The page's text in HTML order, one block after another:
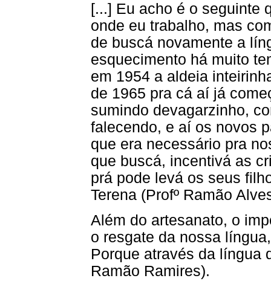
[...] Eu acho é o seguinte
onde eu trabalho, mas
de buscá novamente a
esquecimento há muito
em 1954 a aldeia
de 1965 pra cá aí já
sumindo devagarzinho,
falecendo, e aí os novos
que era necessário pra
que buscá, incentivá as
prá pode levá os seus
Terena (Profº Ramão
Além do artesanato, o
o resgate da nossa
Porque através da língua
Ramão Ramires).